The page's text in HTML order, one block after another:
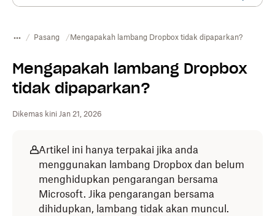
Pasang Mengapakah lambang Dropbox tidak dipaparkan?
Mengapakah lambang Dropbox
tidak dipaparkan?
Dikemas kini Jan 21, 2026
Artikel ini hanya terpakai jika anda
menggunakan lambang Dropbox dan belum
menghidupkan pengarangan bersama
Microsoft. Jika pengarangan bersama
dihidupkan, lambang tidak akan muncul.